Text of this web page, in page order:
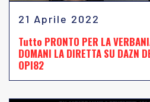
21 Aprile 2022
Tutto PRONTO PER LA
DOMANI LA DIRETTA SU DAZN
OPI82